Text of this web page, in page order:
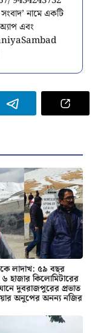
নামে একটি
এবং
লাদাখ: ৫৯ বছর
৬ হাজার কিলোমিটারের
দুবরাজপুরের প্রভাত
অনুপের অনন্য নজির